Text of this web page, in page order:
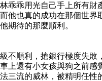
乖乖用光自己手上所有財
他也真的成功在那個世界
期待的那麼順利。
不順利，搶銀行極度失敗
上還有小女孩與狗之前感
三流的威林，被精明任性